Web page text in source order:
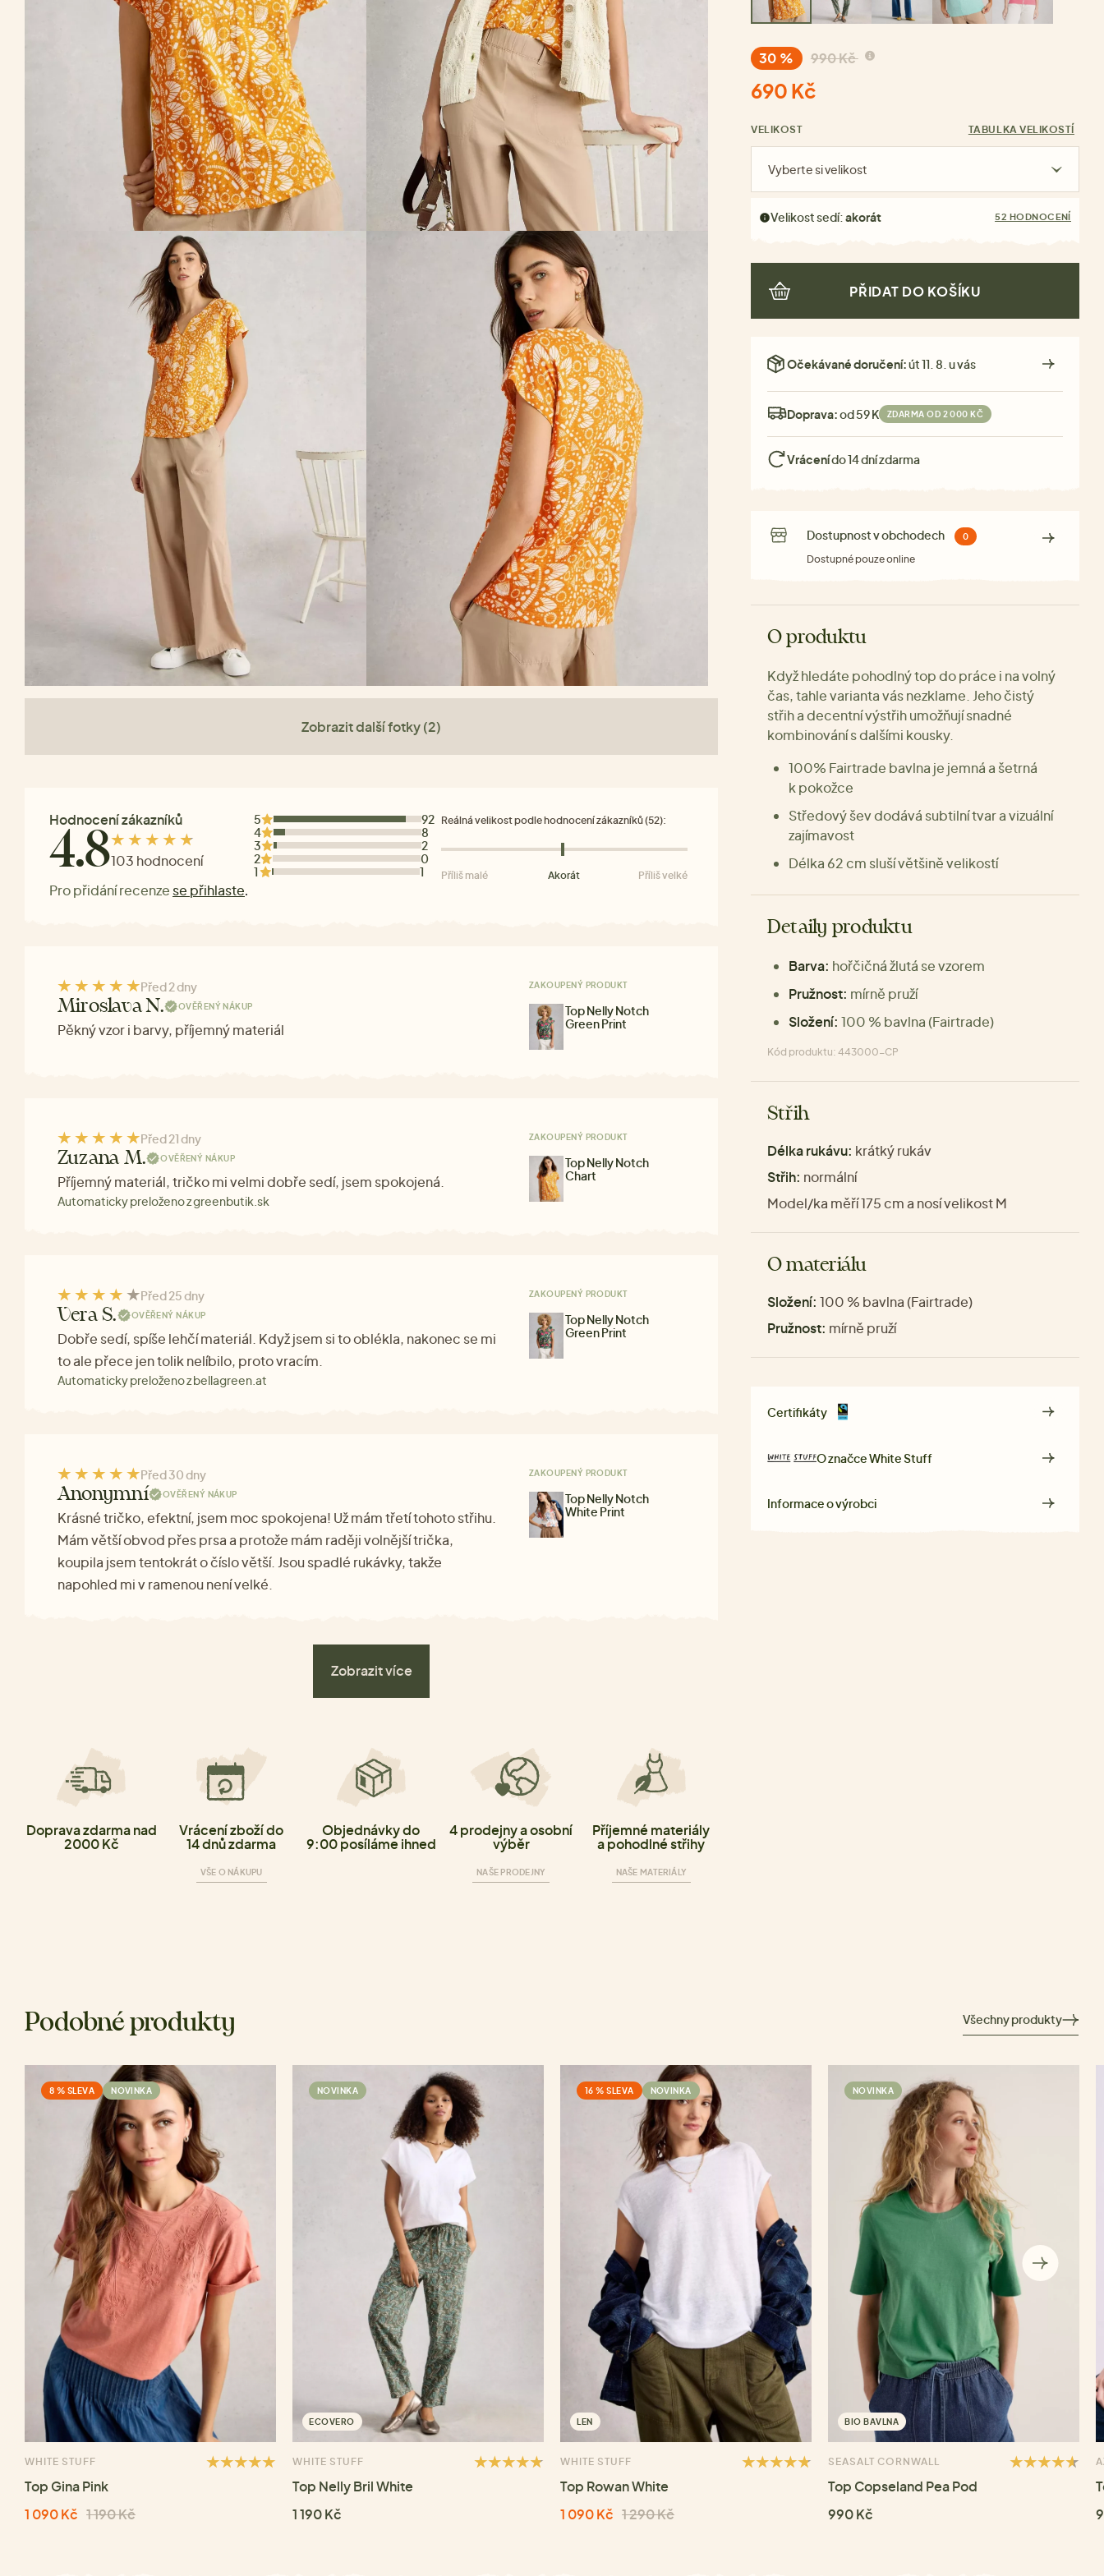
Zobrazit další fotky (2)
Hodnocení zákazníků
4.8103 hodnocení
Pro přidání recenze se přihlaste.
5
92
4
8
3
2
2
0
1
1
Reálná velikost podle hodnocení zákazníků (52):
Příliš malé Akorát Příliš velké
Před 2 dny
Miroslava N. OVĚŘENÝ NÁKUP
Pěkný vzor i barvy, příjemný materiál
ZAKOUPENÝ PRODUKT
Top Nelly Notch
Green Print
Před 21 dny
Zuzana M. OVĚŘENÝ NÁKUP
Příjemný materiál, tričko mi velmi dobře sedí, jsem spokojená.
Automaticky preloženo z greenbutik.sk
ZAKOUPENÝ PRODUKT
Top Nelly Notch
Chart
Před 25 dny
Vera S. OVĚŘENÝ NÁKUP
Dobře sedí, spíše lehčí materiál. Když jsem si to oblékla, nakonec se mi
to ale přece jen tolik nelíbilo, proto vracím.
Automaticky preloženo z bellagreen.at
ZAKOUPENÝ PRODUKT
Top Nelly Notch
Green Print
Před 30 dny
Anonymní OVĚŘENÝ NÁKUP
Krásné tričko, efektní, jsem moc spokojena! Už mám třetí tohoto střihu.
Mám větší obvod přes prsa a protože mám raději volnější trička,
koupila jsem tentokrát o číslo větší. Jsou spadlé rukávky, takže
napohled mi v ramenou není velké.
ZAKOUPENÝ PRODUKT
Top Nelly Notch
White Print
Zobrazit více
Doprava zdarma nad
2000 Kč
Vrácení zboží do
14 dnů zdarma
VŠE O NÁKUPU
Objednávky do
9:00 posíláme ihned
4 prodejny a osobní
výběr
NAŠE PRODEJNY
Příjemné materiály
a pohodlné střihy
NAŠE MATERIÁLY
30 % 990 Kč
690 Kč
VELIKOST TABULKA VELIKOSTÍ
Vyberte si velikost
Velikost sedí:akorát 52 HODNOCENÍ
PŘIDAT DO KOŠÍKU
Očekávané doručení:út 11. 8. u vás
Doprava:od 59 Kč ZDARMA OD 2 000 KČ
Vrácenído 14 dní zdarma
Dostupnost v obchodech 0
Dostupné pouze online
O produktu
Když hledáte pohodlný top do práce i na volný
čas, tahle varianta vás nezklame. Jeho čistý
střih a decentní výstřih umožňují snadné
kombinování s dalšími kousky.
100% Fairtrade bavlna je jemná a šetrná
k pokožce
Středový šev dodává subtilní tvar a vizuální
zajímavost
Délka 62 cm sluší většině velikostí
Detaily produktu
Barva: hořčičná žlutá se vzorem
Pružnost: mírně pruží
Složení: 100 % bavlna (Fairtrade)
Kód produktu: 443000-CP
Střih
Délka rukávu: krátký rukáv
Střih: normální
Model/ka měří 175 cm a nosí velikost M
O materiálu
Složení: 100 % bavlna (Fairtrade)
Pružnost: mírně pruží
Certifikáty
O značceWhite Stuff
Informace o výrobci
Podobné produkty Všechny produkty
8 % SLEVA NOVINKA
WHITE STUFF
Top Gina Pink
1 090 Kč 1 190 Kč
NOVINKA
ECOVERO
WHITE STUFF
Top Nelly Bril White
1 190 Kč
16 % SLEVA NOVINKA
LEN
WHITE STUFF
Top Rowan White
1 090 Kč 1 290 Kč
NOVINKA
BIO BAVLNA
SEASALT CORNWALL
Top Copseland Pea Pod
990 Kč